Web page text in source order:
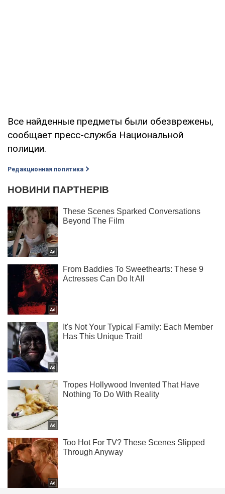
Все найденные предметы были обезврежены,
сообщает пресс-служба Национальной
полиции.
Редакционная политика